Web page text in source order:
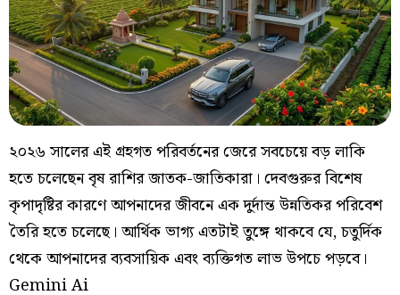
২০২৬ সালের এই গ্রহগত পরিবর্তনের জেরে সবচেয়ে বড় লাকি
হতে চলেছেন বৃষ রাশির জাতক-জাতিকারা। দেবগুরুর বিশেষ
কৃপাদৃষ্টির কারণে আপনাদের জীবনে এক দুর্দান্ত উন্নতিকর পরিবেশ
তৈরি হতে চলেছে। আর্থিক ভাগ্য এতটাই তুঙ্গে থাকবে যে, চতুর্দিক
থেকে আপনাদের ব্যবসায়িক এবং ব্যক্তিগত লাভ উপচে পড়বে।
Gemini Ai